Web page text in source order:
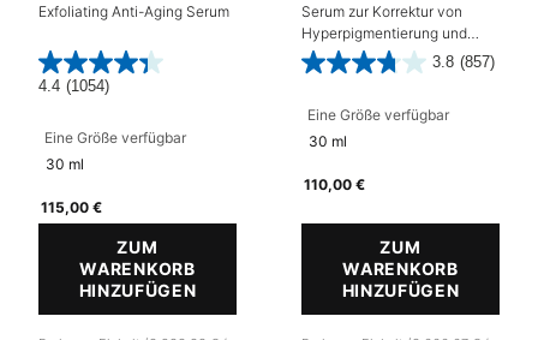
Exfoliating Anti-Aging Serum
4.4 (1054)
Eine Größe verfügbar
30 ml
115,00 €
ZUM
WARENKORB
HINZUFÜGEN CELL CYCLE CATALYST
Serum zur Korrektur von
Hyperpigmentierung und
dunklen Flecken
3.8 (857)
Eine Größe verfügbar
30 ml
110,00 €
ZUM
WARENKORB
HINZUFÜGEN